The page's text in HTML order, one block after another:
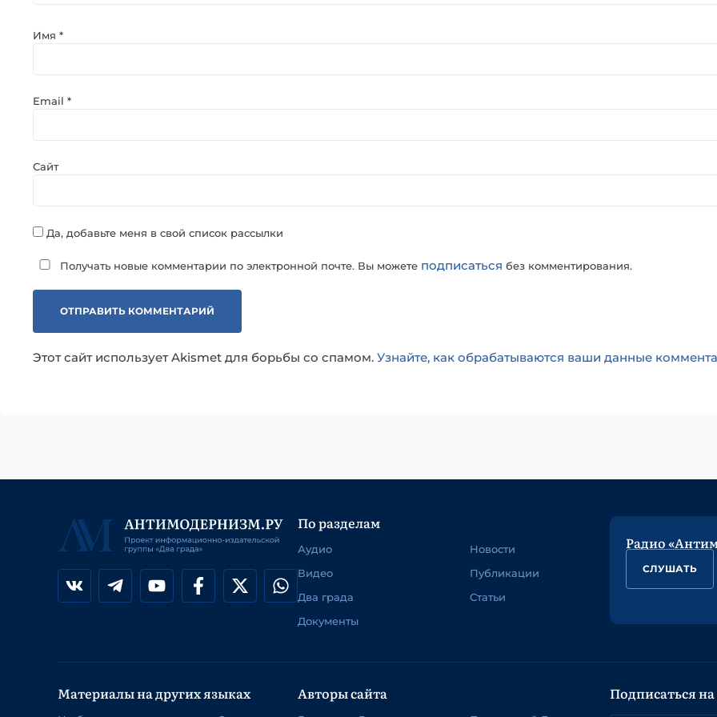
Имя *
Email *
Сайт
Да, добавьте меня в свой список рассылки
Получать новые комментарии по электронной почте. Вы можете подписаться без комментирования.
Этот сайт использует Akismet для борьбы со спамом. Узнайте, как обрабатываются ваши данные
По разделам
Аудио
Видео
Два града
Документы
Новости
Публикации
Статьи
Радио
СЛУШАТЬ
Материалы на других языках Авторы сайта Подписаться